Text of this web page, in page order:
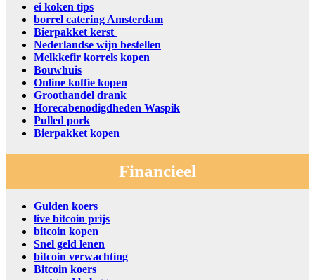
ei koken tips
borrel catering Amsterdam
Bierpakket kerst
Nederlandse wijn bestellen
Melkkefir korrels kopen
Bouwhuis
Online koffie kopen
Groothandel drank
Horecabenodigdheden Waspik
Pulled pork
Bierpakket kopen
Financieel
Gulden koers
live bitcoin prijs
bitcoin kopen
Snel geld lenen
bitcoin verwachting
Bitcoin koers